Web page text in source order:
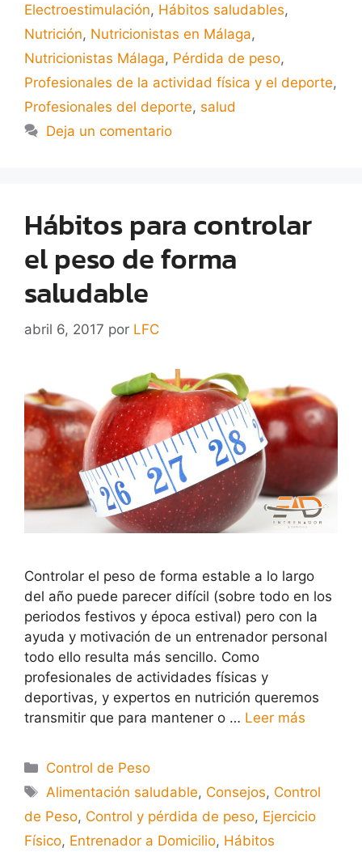
Electroestimulación, Hábitos saludables,
Nutrición, Nutricionistas en Málaga,
Nutricionistas Málaga, Pérdida de peso,
Profesionales de la actividad física y el deporte,
Profesionales del deporte, salud
Deja un comentario
Hábitos para controlar
el peso de forma
saludable
abril 6, 2017 por LFC
Controlar el peso de forma estable a lo largo
del año puede parecer difícil (sobre todo en los
periodos festivos y época estival) pero con la
ayuda y motivación de un entrenador personal
todo ello resulta más sencillo. Como
profesionales de actividades físicas y
deportivas, y expertos en nutrición queremos
transmitir que para mantener o … Leer más
Control de Peso
Alimentación saludable, Consejos, Control
de Peso, Control y pérdida de peso, Ejercicio
Físico, Entrenador a Domicilio, Hábitos